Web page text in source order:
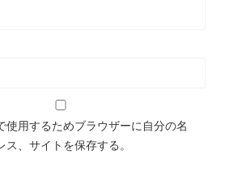
使用するためブラウザーに自分の名
、サイトを保存する。